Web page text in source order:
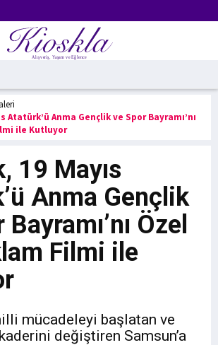
Atatürk’ü Anma Gençlik ve Spor Bayramı’nı
ile Kutluyor
19 Mayıs
Anma Gençlik
Özel
Filmi ile
mücadeleyi başlatan ve
değiştiren Samsun’a